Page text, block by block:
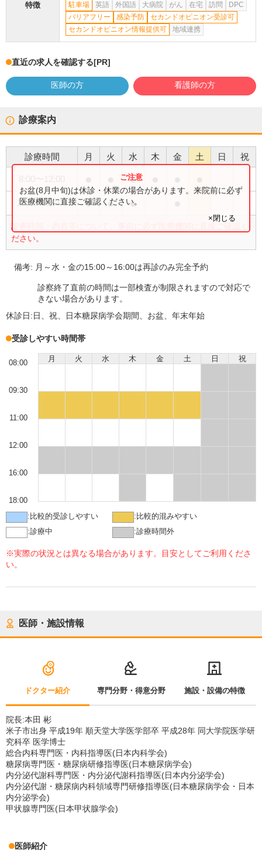
特徴
駐車場
英語 外国語 大病院 がん 在宅 訪問
DPC
バリアフリー
感染予防
セカンドオピニオン受診可
セカンドオピニオン情報提供可
地域連携
直近の求人を確認する[PR]
医師の方 看護師の方
診療案内
診療時間 月 火 水 木 金 土 日 祝
●
16:00〜18:00 ● ● ●
診療時間・内容等について、事前に必ず医療機関に直接ご確認く
ださい。
お盆(8月中旬)は休診・休業の場合があります。来院前に必ず
医療機関に直接ご確認ください。
×閉じる
備考: 月～水・金の15:00～16:00は再診のみ完全予約
診察終了直前の時間は一部検査が制限されますので対応で
きない場合があります。
休診日:日、祝、日本糖尿病学会期間、お盆、年末年始
受診しやすい時間帯
月 火 水 木 金 土 日 祝
08:00
09:30
11:00
12:00
16:00
18:00
: 比較的受診しやすい : 比較的混みやすい
:診療中 :診療時間外
※実際の状況とは異なる場合があります。目安としてご利用くださ
い。
医師・施設情報
ドクター紹介 専門分野・得意分野 施設・設備の特徴
院長:本田 彬
米子市出身 平成19年 順天堂大学医学部卒 平成28年 同大学院医学研
究科卒 医学博士
総合内科専門医・内科指導医(日本内科学会)
糖尿病専門医・糖尿病研修指導医(日本糖尿病学会)
内分泌代謝科専門医・内分泌代謝科指導医(日本内分泌学会)
内分泌代謝・糖尿病内科領域専門研修指導医(日本糖尿病学会・日本
内分泌学会)
甲状腺専門医(日本甲状腺学会)
医師紹介